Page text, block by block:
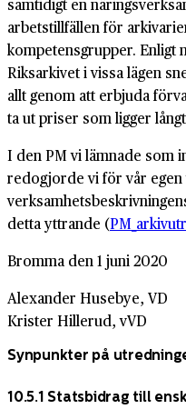
arbetstillfällen för
kompetensgrupper. Enligt
Riksarkivet i vissa lägen
allt genom att erbjuda
ta ut priser som ligger
I den PM vi lämnade som
redogjorde vi för vår
detta yttrande (
Bromma den 1 juni 2020
Alexander Husebye, VD
Krister Hillerud, vVD
Synpunkter på
10.5.1 Statsbidrag till